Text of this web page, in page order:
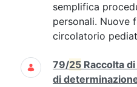
semplifica
personali. Nuove
circolatorio
79/25 Raccolta
di